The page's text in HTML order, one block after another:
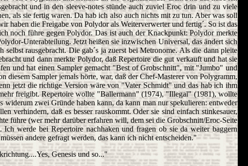
und in den sleeve-notes stünde auch zuviel Eroc drin und zu viele
als sie fertig waren. Da hab ich also auch nichts mit zu tun. Aber was soll
haben die Freigabe von Polydor als Weiterverwerter und fertig´. So ist das
noch führe gegen Polydor. Das ist auch der Knackpunkt: Polydor merkte
Unterabteilung. Jetzt heißen sie inzwischen Universal, das ändert sich
rausgebracht. Die gab´s ja zuerst bei Metronome. Als die dann pleite
und dann merkte Polydor, daß Repertoire die gut verkauft und hat sie
und hat einen Sampler gemacht "Best of Grobschnitt", mit "Jumbo" und
diesem Sampler jemals hörte, war, daß der Chef-Masterer von Polygramm,
jetzt die richtige Version wäre von "Vater Schmidt" und das hab ich ihm
freigibt. Repertoire wollte "Ballermann" (1974), "Illegal" (1981), wollte
widerum zwei Gründe haben kann, da kann man nur spekulieren: entweder
verhindern, daß es besser rauskommt. Oder sie sind einfach stinkesauer,
führe (wer mehr darüber erfahren will, dem sei die Grobschnitt/Eroc-Seite
werde bei Repertoire nachhaken und fragen ob sie da weiter baggern
andere gefragt werden, das kann ich nicht entscheiden."
Genesis und so..."